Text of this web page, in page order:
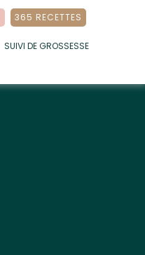
365 RECETTES
SUIVI DE GROSSESSE